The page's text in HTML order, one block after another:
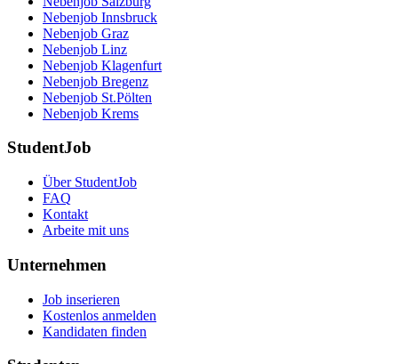
Nebenjob Innsbruck
Nebenjob Graz
Nebenjob Linz
Nebenjob Klagenfurt
Nebenjob Bregenz
Nebenjob St.Pölten
Nebenjob Krems
StudentJob
Über StudentJob
FAQ
Kontakt
Arbeite mit uns
Unternehmen
Job inserieren
Kostenlos anmelden
Kandidaten finden